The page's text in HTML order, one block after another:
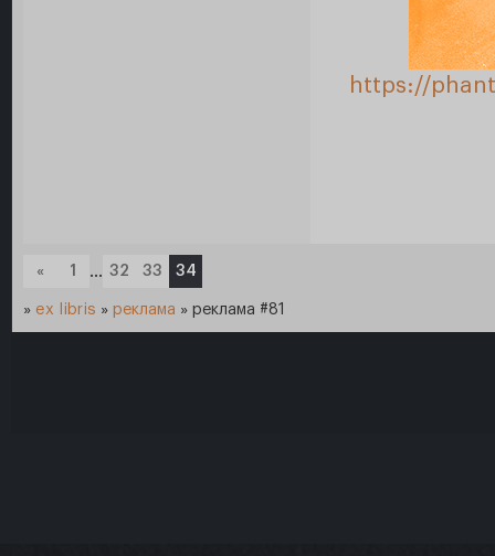
https://
« 1 … 32 33 34
» ex libris » реклама » реклама #81